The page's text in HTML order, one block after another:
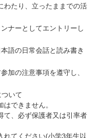
たり、立ったままでの活
ナーとしてエントリーし
語の日常会話と読み書き
加の注意事項を遵守し、
いて
できません。
て、必ず保護者又は引率者
れてください(小学3年生以